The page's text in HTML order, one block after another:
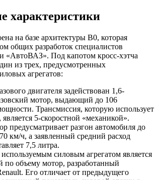
характеристики
на базе архитектуры В0, которая
общих разработок специалистов
«АвтоВАЗ». Под капотом кросс-хэтча
из трех, предусмотренных
агрегатов:
двигателя задействован 1,6-
мотор, выдающий до 106
Трансмиссия, которую использует
является 5-скоростной «механикой».
предусматривает разгон автомобиля до
км/ч, а заявленный средний расход
7,5 литра.
силовым агрегатом является
по объему мотор, разработанный
Его отличает от предыдущего